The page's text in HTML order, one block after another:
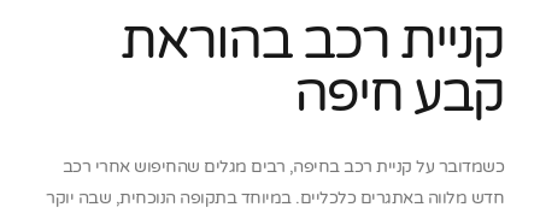
קניית רכב בהוראת
קבע חיפה
כשמדובר על קניית רכב בחיפה, רבים מגלים שהחיפוש אחרי רכב
חדש מלווה באתגרים כלכליים. במיוחד בתקופה הנוכחית, שבה יוקר